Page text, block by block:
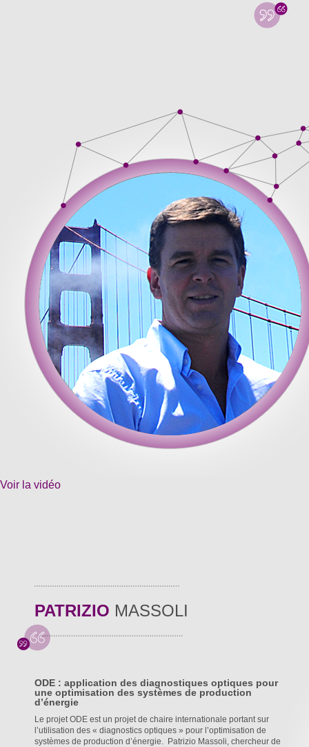
Voir la vidéo
PATRIZIO MASSOLI
ODE : application des diagnostiques optiques pour
une optimisation des systèmes de production
d’énergie
Le projet ODE est un projet de chaire internationale portant sur
l’utilisation des « diagnostics optiques » pour l’optimisation de
systèmes de production d’énergie. Patrizio Massoli, chercheur de